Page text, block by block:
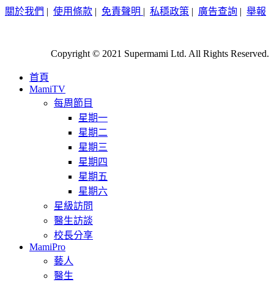
關於我們 | 使用條款 | 免責聲明 | 私穩政策 | 廣告查詢 | 舉報
Copyright © 2021 Supermami Ltd. All Rights Reserved.
首頁
MamiTV
每周節目
星期一
星期二
星期三
星期四
星期五
星期六
星級訪問
醫生訪談
校長分享
MamiPro
藝人
醫生